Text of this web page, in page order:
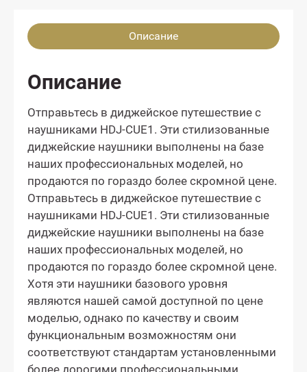
Описание
Описание
Отправьтесь в диджейское путешествие с
наушниками HDJ-CUE1. Эти стилизованные
диджейские наушники выполнены на базе
наших профессиональных моделей, но
продаются по гораздо более скромной цене.
Отправьтесь в диджейское путешествие с
наушниками HDJ-CUE1. Эти стилизованные
диджейские наушники выполнены на базе
наших профессиональных моделей, но
продаются по гораздо более скромной цене.
Хотя эти наушники базового уровня
являются нашей самой доступной по цене
моделью, однако по качеству и своим
функциональным возможностям они
соответствуют стандартам установленными